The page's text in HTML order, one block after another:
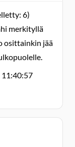
6)
merkityllä
osittainkin jää
11:40:57